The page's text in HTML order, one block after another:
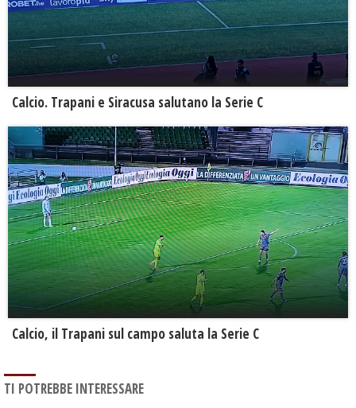
Calcio. Trapani e Siracusa salutano la Serie C
Calcio, il Trapani sul campo saluta la Serie C
TI POTREBBE INTERESSARE